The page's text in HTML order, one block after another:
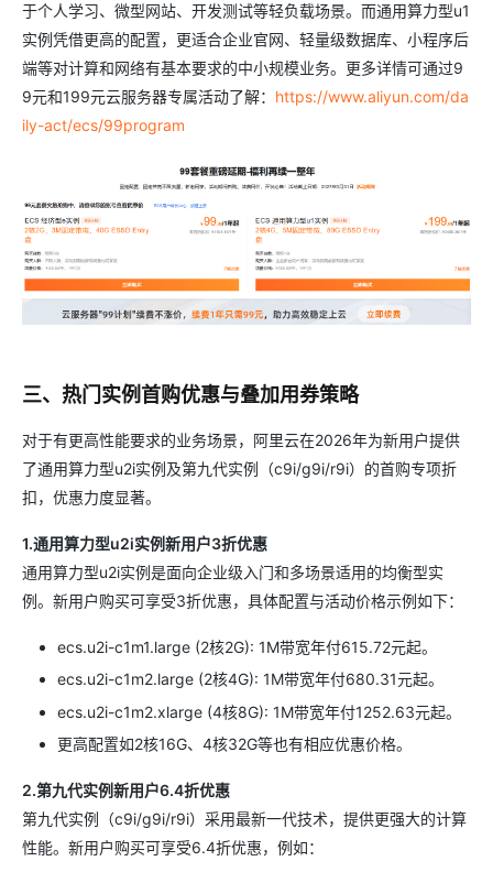
于个人学习、微型网站、开发测试等轻负载场景。而通用算力型u1
实例凭借更高的配置，更适合企业官网、轻量级数据库、小程序后
端等对计算和网络有基本要求的中小规模业务。更多详情可通过9
9元和199元云服务器专属活动了解： https://www.aliyun.com/da
ily-act/ecs/99program
三、热门实例首购优惠与叠加用券策略
对于有更高性能要求的业务场景，阿里云在2026年为新用户提供
了通用算力型u2i实例及第九代实例（c9i/g9i/r9i）的首购专项折
扣，优惠力度显著。
1.通用算力型u2i实例新用户3折优惠
通用算力型u2i实例是面向企业级入门和多场景适用的均衡型实
例。新用户购买可享受3折优惠，具体配置与活动价格示例如下：
ecs.u2i-c1m1.large (2核2G): 1M带宽年付615.72元起。
ecs.u2i-c1m2.large (2核4G): 1M带宽年付680.31元起。
ecs.u2i-c1m2.xlarge (4核8G): 1M带宽年付1252.63元起。
更高配置如2核16G、4核32G等也有相应优惠价格。
2.第九代实例新用户6.4折优惠
第九代实例（c9i/g9i/r9i）采用最新一代技术，提供更强大的计算
性能。新用户购买可享受6.4折优惠，例如：